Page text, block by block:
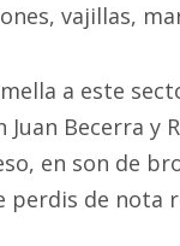
vajillas,
a este
Becerra y
en son de
de nota